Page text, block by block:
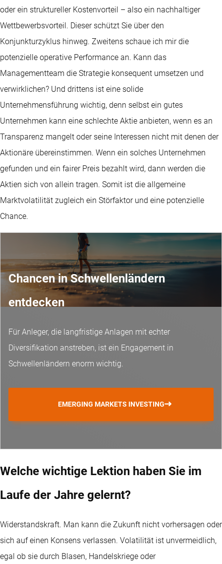
oder ein struktureller Kostenvorteil – also ein nachhaltiger
Wettbewerbsvorteil. Dieser schützt Sie über den
Konjunkturzyklus hinweg. Zweitens schaue ich mir die
potenzielle operative Performance an. Kann das
Managementteam die Strategie konsequent umsetzen und
verwirklichen? Und drittens ist eine solide
Unternehmensführung wichtig, denn selbst ein gutes
Unternehmen kann eine schlechte Aktie anbieten, wenn es an
Transparenz mangelt oder seine Interessen nicht mit denen der
Aktionäre übereinstimmen. Wenn ein solches Unternehmen
gefunden und ein fairer Preis bezahlt wird, dann werden die
Aktien sich von allein tragen. Somit ist die allgemeine
Marktvolatilität zugleich ein Störfaktor und eine potenzielle
Chance.
Chancen in Schwellenländern
entdecken
Für Anleger, die langfristige Anlagen mit echter
Diversifikation anstreben, ist ein Engagement in
Schwellenländern enorm wichtig.
EMERGING MARKETS INVESTING
Welche wichtige Lektion haben Sie im
Laufe der Jahre gelernt?
Widerstandskraft. Man kann die Zukunft nicht vorhersagen oder
sich auf einen Konsens verlassen. Volatilität ist unvermeidlich,
egal ob sie durch Blasen, Handelskriege oder